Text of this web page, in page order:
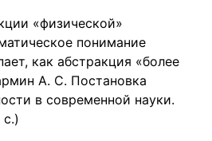
«физической»
понимание
как абстракция «более
А. С. Постановка
в современной науки.